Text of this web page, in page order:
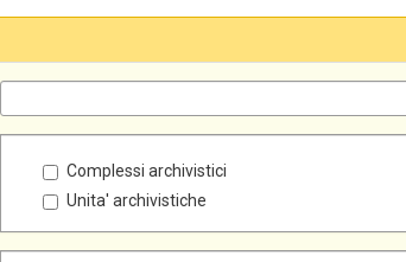
Complessi archivistici
Unita' archivistiche